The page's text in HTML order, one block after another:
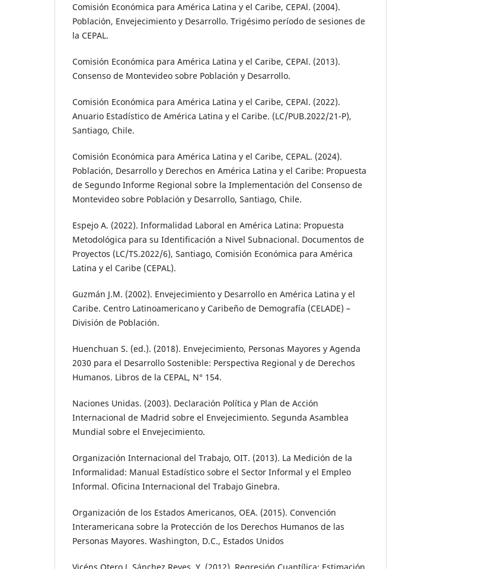
Comisión Económica para América Latina y el Caribe, CEPAl. (2004).
Población, Envejecimiento y Desarrollo. Trigésimo período de sesiones de
la CEPAL.
Comisión Económica para América Latina y el Caribe, CEPAl. (2013).
Consenso de Montevideo sobre Población y Desarrollo.
Comisión Económica para América Latina y el Caribe, CEPAl. (2022).
Anuario Estadístico de América Latina y el Caribe. (LC/PUB.2022/21-P),
Santiago, Chile.
Comisión Económica para América Latina y el Caribe, CEPAL. (2024).
Población, Desarrollo y Derechos en América Latina y el Caribe: Propuesta
de Segundo Informe Regional sobre la Implementación del Consenso de
Montevideo sobre Población y Desarrollo, Santiago, Chile.
Espejo A. (2022). Informalidad Laboral en América Latina: Propuesta
Metodológica para su Identificación a Nivel Subnacional. Documentos de
Proyectos (LC/TS.2022/6), Santiago, Comisión Económica para América
Latina y el Caribe (CEPAL).
Guzmán J.M. (2002). Envejecimiento y Desarrollo en América Latina y el
Caribe. Centro Latinoamericano y Caribeño de Demografía (CELADE) –
División de Población.
Huenchuan S. (ed.). (2018). Envejecimiento, Personas Mayores y Agenda
2030 para el Desarrollo Sostenible: Perspectiva Regional y de Derechos
Humanos. Libros de la CEPAL, N° 154.
Naciones Unidas. (2003). Declaración Política y Plan de Acción
Internacional de Madrid sobre el Envejecimiento. Segunda Asamblea
Mundial sobre el Envejecimiento.
Organización Internacional del Trabajo, OIT. (2013). La Medición de la
Informalidad: Manual Estadístico sobre el Sector Informal y el Empleo
Informal. Oficina Internacional del Trabajo Ginebra.
Organización de los Estados Americanos, OEA. (2015). Convención
Interamericana sobre la Protección de los Derechos Humanos de las
Personas Mayores. Washington, D.C., Estados Unidos